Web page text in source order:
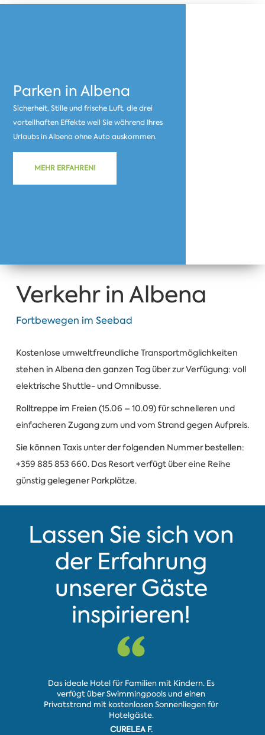
Parken in Albena
Sicherheit, Stille und frische Luft, die drei
vorteilhaften Effekte weil Sie während Ihres
Urlaubs in Albena ohne Auto auskommen.
MEHR ERFAHREN!
Verkehr in Albena
Fortbewegen im Seebad
Kostenlose umweltfreundliche Transportmöglichkeiten
stehen in Albena den ganzen Tag über zur Verfügung: voll
elektrische Shuttle- und Omnibusse.
Rolltreppe im Freien (15.06 – 10.09) für schnelleren und
einfacheren Zugang zum und vom Strand gegen Aufpreis.
Sie können Taxis unter der folgenden Nummer bestellen:
+359 885 853 660. Das Resort verfügt über eine Reihe
günstig gelegener Parkplätze.
Lassen Sie sich von
der Erfahrung
unserer Gäste
inspirieren!
Das ideale Hotel für Familien mit Kindern. Es
verfügt über Swimmingpools und einen
Privatstrand mit kostenlosen Sonnenliegen für
Hotelgäste.
CURELEA F.